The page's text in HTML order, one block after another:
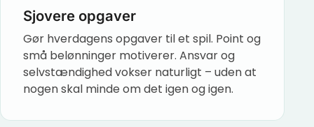
Sjovere opgaver
Gør hverdagens opgaver til et spil. Point og
små belønninger motiverer. Ansvar og
selvstændighed vokser naturligt – uden at
nogen skal minde om det igen og igen.